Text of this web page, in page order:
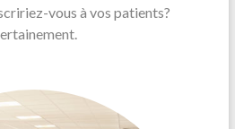
vous à vos patients?